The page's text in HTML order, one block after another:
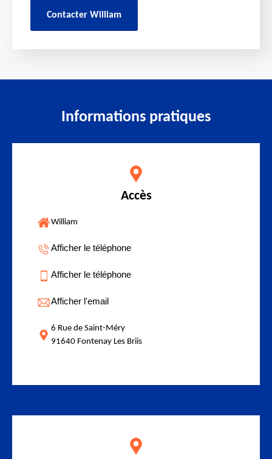
Contacter William
Informations pratiques
Accès
William
Afficher le téléphone
Afficher le téléphone
Afficher l'email
6 Rue de Saint-Méry
91640 Fontenay Les Briis